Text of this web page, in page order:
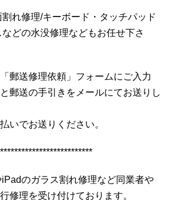
れ修理/キーボード・タッチパッド
どの水没修理などもお任せ下さ
郵送修理依頼」フォームにご入力
郵送の手引きをメールにてお送りし
いでお送りください。
のガラス割れ修理など同業者や
修理を受け付けております。